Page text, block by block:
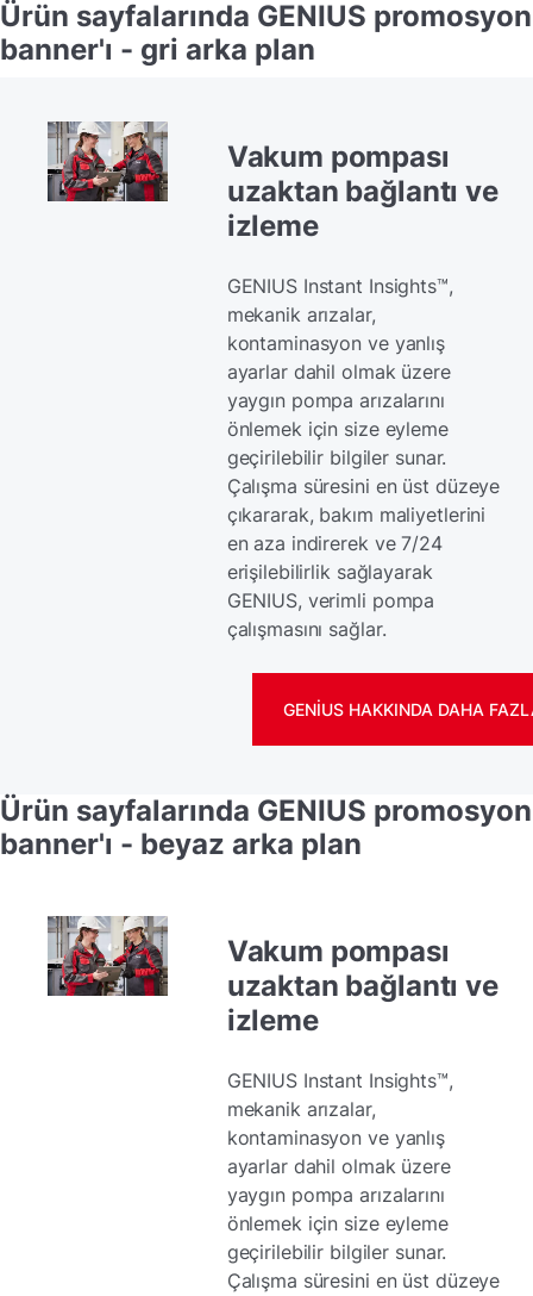
Ürün sayfalarında GENIUS promosyon
banner'ı - gri arka plan
Vakum pompası
uzaktan bağlantı ve
izleme
GENIUS Instant Insights™,
mekanik arızalar,
kontaminasyon ve yanlış
ayarlar dahil olmak üzere
yaygın pompa arızalarını
önlemek için size eyleme
geçirilebilir bilgiler sunar.
Çalışma süresini en üst düzeye
çıkararak, bakım maliyetlerini
en aza indirerek ve 7/24
erişilebilirlik sağlayarak
GENIUS, verimli pompa
çalışmasını sağlar.
GENIUS HAKKINDA DAHA
Ürün sayfalarında GENIUS promosyon
banner'ı - beyaz arka plan
Vakum pompası
uzaktan bağlantı ve
izleme
GENIUS Instant Insights™,
mekanik arızalar,
kontaminasyon ve yanlış
ayarlar dahil olmak üzere
yaygın pompa arızalarını
önlemek için size eyleme
geçirilebilir bilgiler sunar.
Çalışma süresini en üst düzeye